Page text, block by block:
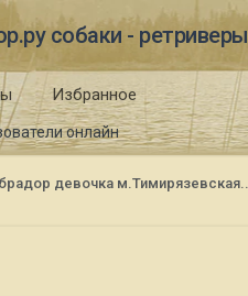
собаки - ретриверы
онлайн
Избранное
девочка м.Тимирязевская..